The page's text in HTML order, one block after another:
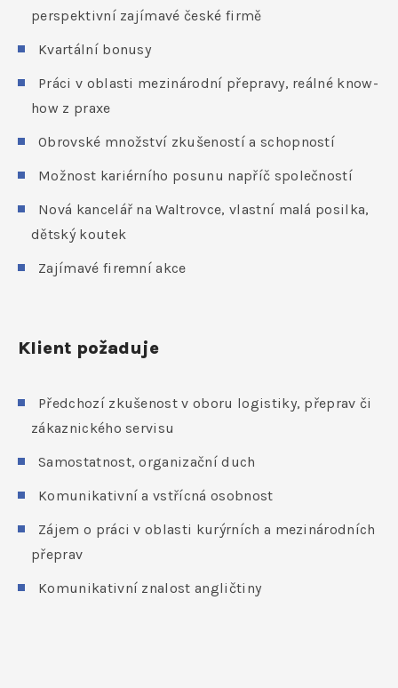
perspektivní zajímavé české firmě
Kvartální bonusy
Práci v oblasti mezinárodní přepravy, reálné know-
how z praxe
Obrovské množství zkušeností a schopností
Možnost kariérního posunu napříč společností
Nová kancelář na Waltrovce, vlastní malá posilka,
dětský koutek
Zajímavé firemní akce
Klient požaduje
Předchozí zkušenost v oboru logistiky, přeprav či
zákaznického servisu
Samostatnost, organizační duch
Komunikativní a vstřícná osobnost
Zájem o práci v oblasti kurýrních a mezinárodních
přeprav
Komunikativní znalost angličtiny